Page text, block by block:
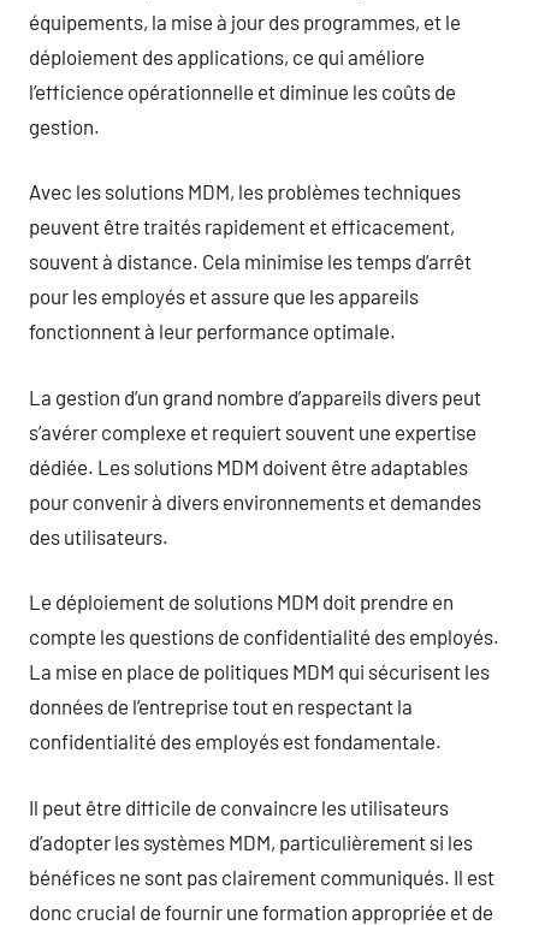
équipements, la mise à jour des programmes, et le
déploiement des applications, ce qui améliore
l’efficience opérationnelle et diminue les coûts de
gestion.
Avec les solutions MDM, les problèmes techniques
peuvent être traités rapidement et efficacement,
souvent à distance. Cela minimise les temps d’arrêt
pour les employés et assure que les appareils
fonctionnent à leur performance optimale.
La gestion d’un grand nombre d’appareils divers peut
s’avérer complexe et requiert souvent une expertise
dédiée. Les solutions MDM doivent être adaptables
pour convenir à divers environnements et demandes
des utilisateurs.
Le déploiement de solutions MDM doit prendre en
compte les questions de confidentialité des employés.
La mise en place de politiques MDM qui sécurisent les
données de l’entreprise tout en respectant la
confidentialité des employés est fondamentale.
Il peut être difficile de convaincre les utilisateurs
d’adopter les systèmes MDM, particulièrement si les
bénéfices ne sont pas clairement communiqués. Il est
donc crucial de fournir une formation appropriée et de